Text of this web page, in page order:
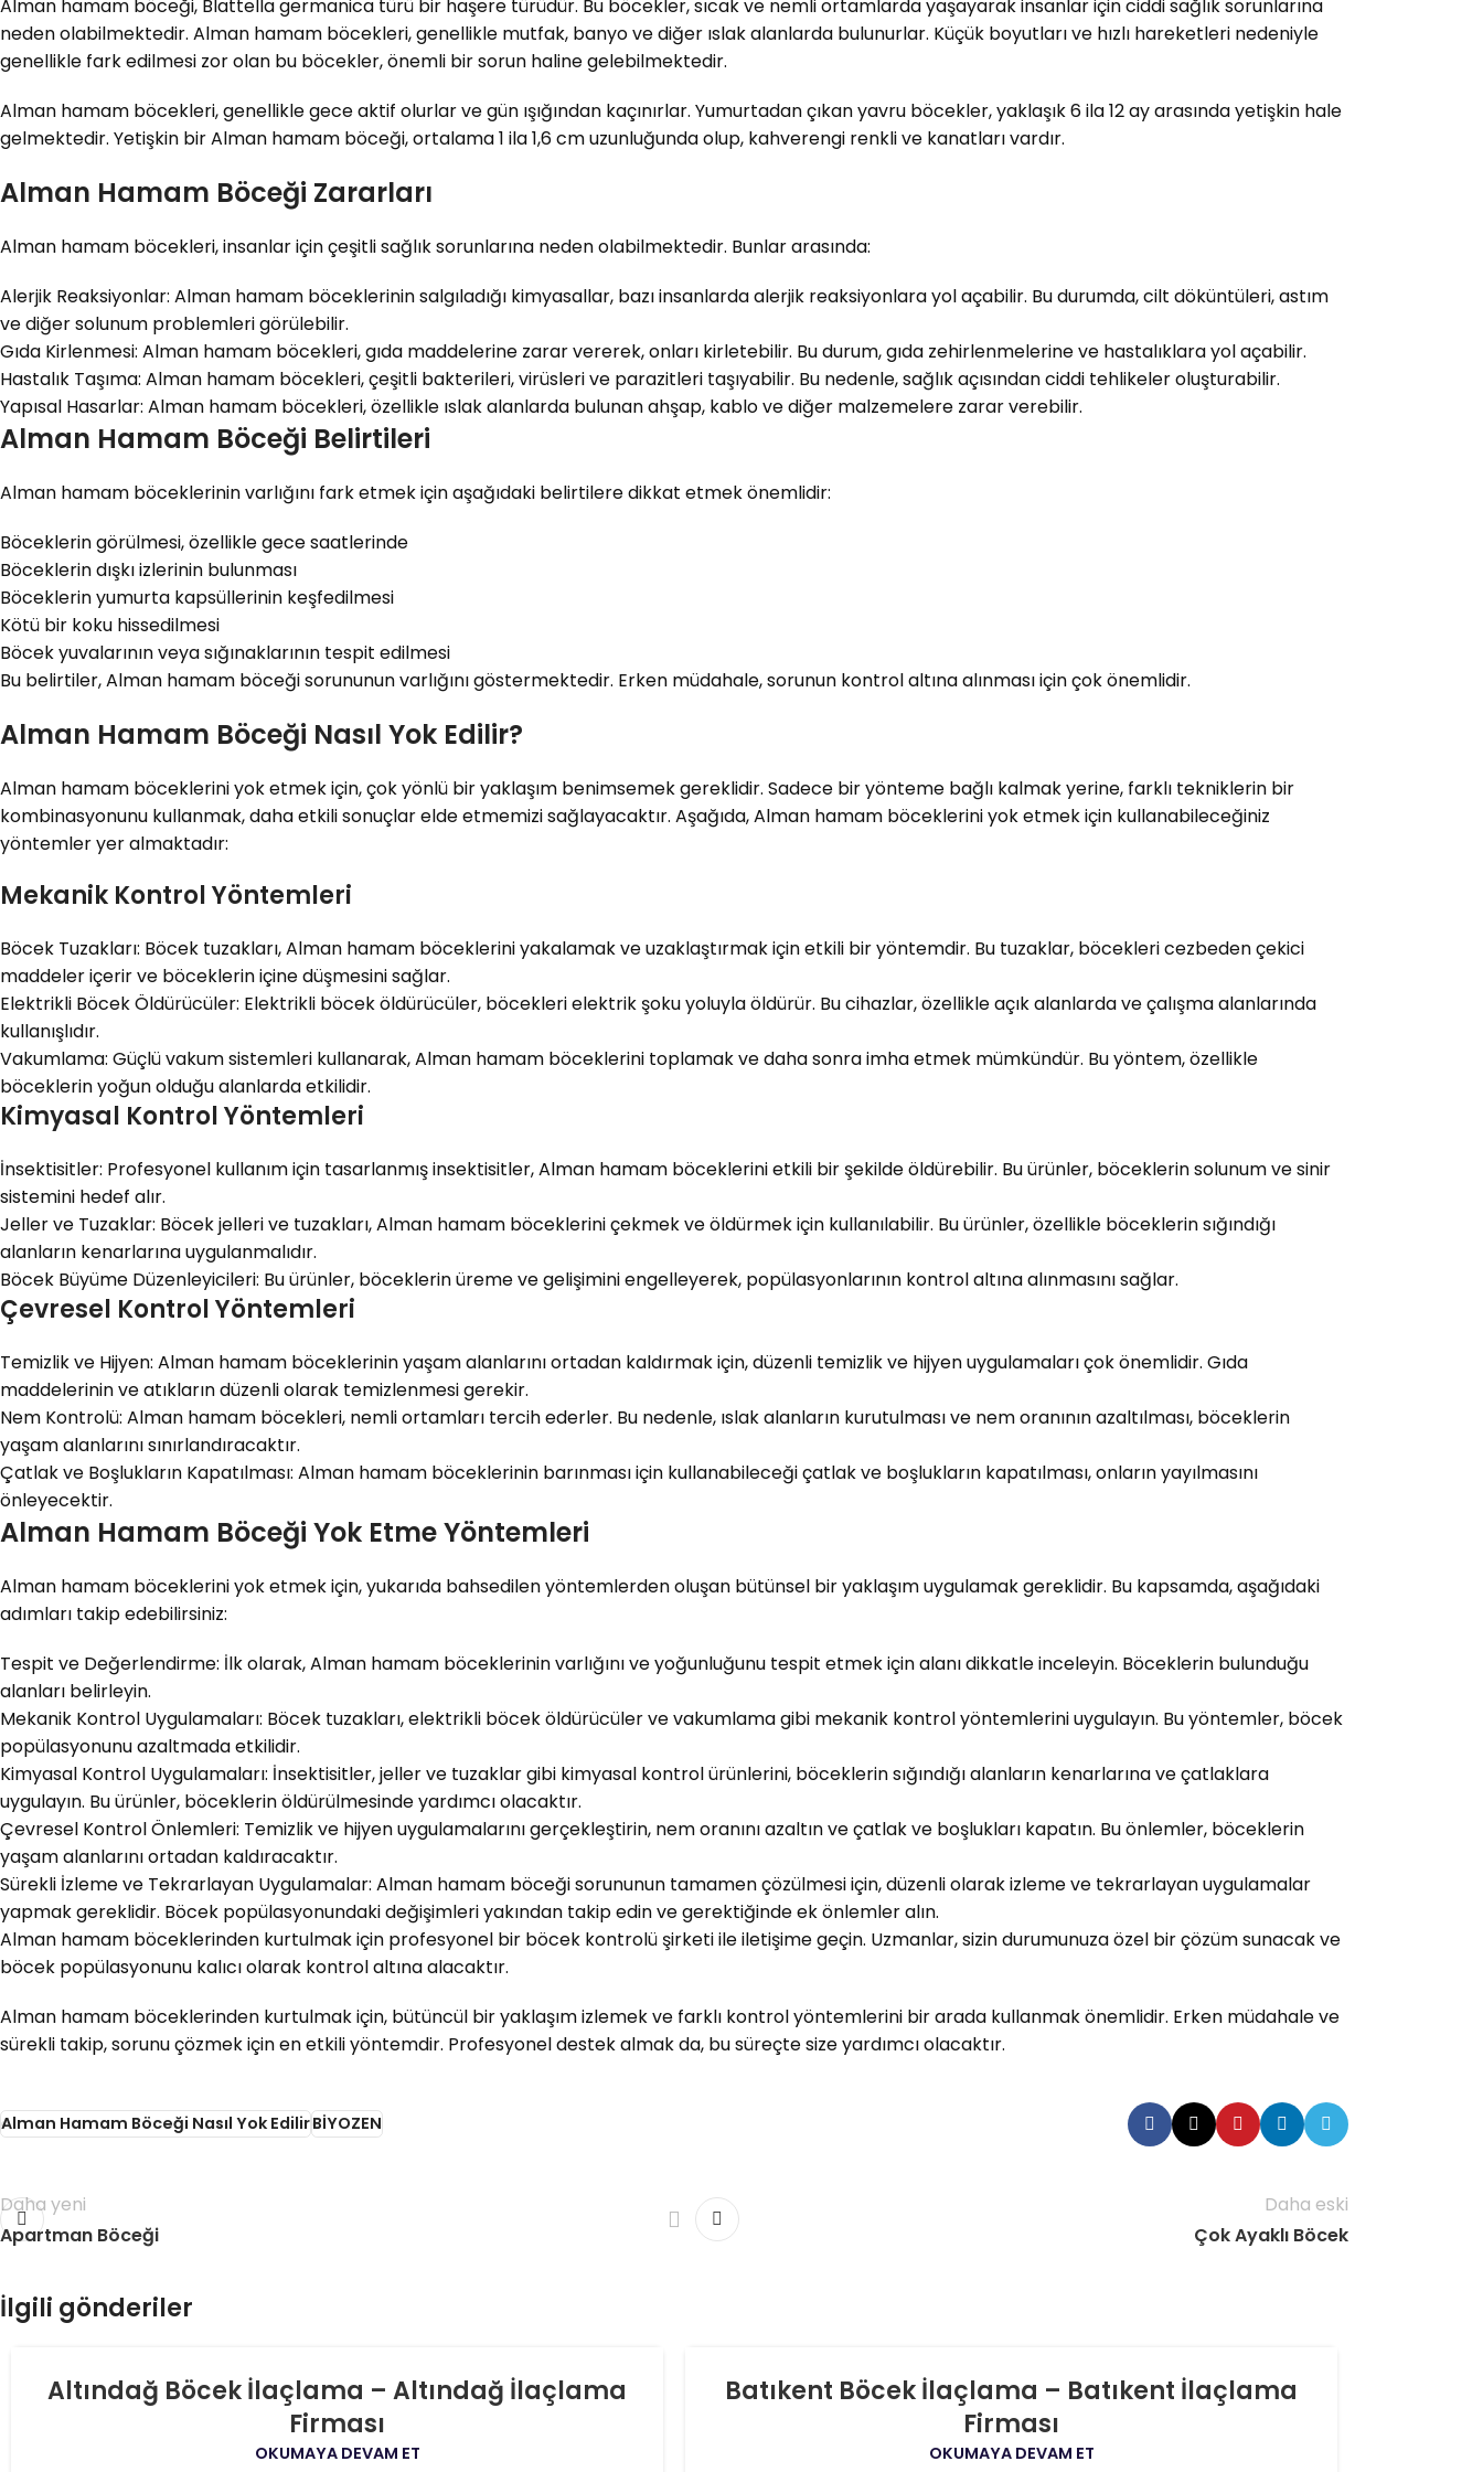
Alman hamam böceği, Blattella germanica türü bir haşere türüdür. Bu böcekler, sıcak ve nemli ortamlarda yaşayarak insanlar için ciddi sağlık sorunlarına
neden olabilmektedir. Alman hamam böcekleri, genellikle mutfak, banyo ve diğer ıslak alanlarda bulunurlar. Küçük boyutları ve hızlı hareketleri nedeniyle
genellikle fark edilmesi zor olan bu böcekler, önemli bir sorun haline gelebilmektedir.
Alman hamam böcekleri, genellikle gece aktif olurlar ve gün ışığından kaçınırlar. Yumurtadan çıkan yavru böcekler, yaklaşık 6 ila 12 ay arasında yetişkin hale
gelmektedir. Yetişkin bir Alman hamam böceği, ortalama 1 ila 1,6 cm uzunluğunda olup, kahverengi renkli ve kanatları vardır.
Alman Hamam Böceği Zararları
Alman hamam böcekleri, insanlar için çeşitli sağlık sorunlarına neden olabilmektedir. Bunlar arasında:
Alerjik Reaksiyonlar: Alman hamam böceklerinin salgıladığı kimyasallar, bazı insanlarda alerjik reaksiyonlara yol açabilir. Bu durumda, cilt döküntüleri, astım
ve diğer solunum problemleri görülebilir.
Gıda Kirlenmesi: Alman hamam böcekleri, gıda maddelerine zarar vererek, onları kirletebilir. Bu durum, gıda zehirlenmelerine ve hastalıklara yol açabilir.
Hastalık Taşıma: Alman hamam böcekleri, çeşitli bakterileri, virüsleri ve parazitleri taşıyabilir. Bu nedenle, sağlık açısından ciddi tehlikeler oluşturabilir.
Yapısal Hasarlar: Alman hamam böcekleri, özellikle ıslak alanlarda bulunan ahşap, kablo ve diğer malzemelere zarar verebilir.
Alman Hamam Böceği Belirtileri
Alman hamam böceklerinin varlığını fark etmek için aşağıdaki belirtilere dikkat etmek önemlidir:
Böceklerin görülmesi, özellikle gece saatlerinde
Böceklerin dışkı izlerinin bulunması
Böceklerin yumurta kapsüllerinin keşfedilmesi
Kötü bir koku hissedilmesi
Böcek yuvalarının veya sığınaklarının tespit edilmesi
Bu belirtiler, Alman hamam böceği sorununun varlığını göstermektedir. Erken müdahale, sorunun kontrol altına alınması için çok önemlidir.
Alman Hamam Böceği Nasıl Yok Edilir?
Alman hamam böceklerini yok etmek için, çok yönlü bir yaklaşım benimsemek gereklidir. Sadece bir yönteme bağlı kalmak yerine, farklı tekniklerin bir
kombinasyonunu kullanmak, daha etkili sonuçlar elde etmemizi sağlayacaktır. Aşağıda, Alman hamam böceklerini yok etmek için kullanabileceğiniz
yöntemler yer almaktadır:
Mekanik Kontrol Yöntemleri
Böcek Tuzakları: Böcek tuzakları, Alman hamam böceklerini yakalamak ve uzaklaştırmak için etkili bir yöntemdir. Bu tuzaklar, böcekleri cezbeden çekici
maddeler içerir ve böceklerin içine düşmesini sağlar.
Elektrikli Böcek Öldürücüler: Elektrikli böcek öldürücüler, böcekleri elektrik şoku yoluyla öldürür. Bu cihazlar, özellikle açık alanlarda ve çalışma alanlarında
kullanışlıdır.
Vakumlama: Güçlü vakum sistemleri kullanarak, Alman hamam böceklerini toplamak ve daha sonra imha etmek mümkündür. Bu yöntem, özellikle
böceklerin yoğun olduğu alanlarda etkilidir.
Kimyasal Kontrol Yöntemleri
İnsektisitler: Profesyonel kullanım için tasarlanmış insektisitler, Alman hamam böceklerini etkili bir şekilde öldürebilir. Bu ürünler, böceklerin solunum ve sinir
sistemini hedef alır.
Jeller ve Tuzaklar: Böcek jelleri ve tuzakları, Alman hamam böceklerini çekmek ve öldürmek için kullanılabilir. Bu ürünler, özellikle böceklerin sığındığı
alanların kenarlarına uygulanmalıdır.
Böcek Büyüme Düzenleyicileri: Bu ürünler, böceklerin üreme ve gelişimini engelleyerek, popülasyonlarının kontrol altına alınmasını sağlar.
Çevresel Kontrol Yöntemleri
Temizlik ve Hijyen: Alman hamam böceklerinin yaşam alanlarını ortadan kaldırmak için, düzenli temizlik ve hijyen uygulamaları çok önemlidir. Gıda
maddelerinin ve atıkların düzenli olarak temizlenmesi gerekir.
Nem Kontrolü: Alman hamam böcekleri, nemli ortamları tercih ederler. Bu nedenle, ıslak alanların kurutulması ve nem oranının azaltılması, böceklerin
yaşam alanlarını sınırlandıracaktır.
Çatlak ve Boşlukların Kapatılması: Alman hamam böceklerinin barınması için kullanabileceği çatlak ve boşlukların kapatılması, onların yayılmasını
önleyecektir.
Alman Hamam Böceği Yok Etme Yöntemleri
Alman hamam böceklerini yok etmek için, yukarıda bahsedilen yöntemlerden oluşan bütünsel bir yaklaşım uygulamak gereklidir. Bu kapsamda, aşağıdaki
adımları takip edebilirsiniz:
Tespit ve Değerlendirme: İlk olarak, Alman hamam böceklerinin varlığını ve yoğunluğunu tespit etmek için alanı dikkatle inceleyin. Böceklerin bulunduğu
alanları belirleyin.
Mekanik Kontrol Uygulamaları: Böcek tuzakları, elektrikli böcek öldürücüler ve vakumlama gibi mekanik kontrol yöntemlerini uygulayın. Bu yöntemler, böcek
popülasyonunu azaltmada etkilidir.
Kimyasal Kontrol Uygulamaları: İnsektisitler, jeller ve tuzaklar gibi kimyasal kontrol ürünlerini, böceklerin sığındığı alanların kenarlarına ve çatlaklara
uygulayın. Bu ürünler, böceklerin öldürülmesinde yardımcı olacaktır.
Çevresel Kontrol Önlemleri: Temizlik ve hijyen uygulamalarını gerçekleştirin, nem oranını azaltın ve çatlak ve boşlukları kapatın. Bu önlemler, böceklerin
yaşam alanlarını ortadan kaldıracaktır.
Sürekli İzleme ve Tekrarlayan Uygulamalar: Alman hamam böceği sorununun tamamen çözülmesi için, düzenli olarak izleme ve tekrarlayan uygulamalar
yapmak gereklidir. Böcek popülasyonundaki değişimleri yakından takip edin ve gerektiğinde ek önlemler alın.
Alman hamam böceklerinden kurtulmak için profesyonel bir böcek kontrolü şirketi ile iletişime geçin. Uzmanlar, sizin durumunuza özel bir çözüm sunacak ve
böcek popülasyonunu kalıcı olarak kontrol altına alacaktır.
Alman hamam böceklerinden kurtulmak için, bütüncül bir yaklaşım izlemek ve farklı kontrol yöntemlerini bir arada kullanmak önemlidir. Erken müdahale ve
sürekli takip, sorunu çözmek için en etkili yöntemdir. Profesyonel destek almak da, bu süreçte size yardımcı olacaktır.
Alman Hamam Böceği Nasıl Yok EdilirBİYOZEN
Daha yeni
Apartman Böceği
Daha eski
Çok Ayaklı Böcek
İlgili gönderiler
06
AĞUAltındağ Böcek İlaçlama – Altındağ İlaçlama
Firması
OKUMAYA DEVAM ET
06
AĞUBatıkent Böcek İlaçlama – Batıkent İlaçlama
Firması
OKUMAYA DEVAM ET